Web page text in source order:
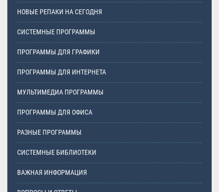
НОВЫЕ РЕПАКИ НА СЕГОДНЯ
СИСТЕМНЫЕ ПРОГРАММЫ
ПРОГРАММЫ ДЛЯ ГРАФИКИ
ПРОГРАММЫ ДЛЯ ИНТЕРНЕТА
МУЛЬТИМЕДИА ПРОГРАММЫ
ПРОГРАММЫ ДЛЯ ОФИСА
РАЗНЫЕ ПРОГРАММЫ
СИСТЕМНЫЕ БИБЛИОТЕКИ
ВАЖНАЯ ИНФОРМАЦИЯ